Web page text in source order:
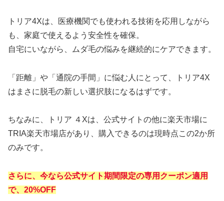
トリア4Xは、医療機関でも使われる技術を応用しながら
も、家庭で使えるよう安全性を確保。
自宅にいながら、ムダ毛の悩みを継続的にケアできます。
「距離」や「通院の手間」に悩む人にとって、トリア4X
はまさに脱毛の新しい選択肢になるはずです。
ちなみに、トリア ４Xは、公式サイトの他に楽天市場に
TRIA楽天市場店があり、購入できるのは現時点この2か所
のみです。
さらに、今なら公式サイト期間限定の専用クーポン適用
で、20%OFF